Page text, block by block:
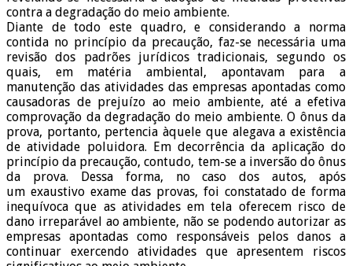
contra a degradação do meio ambiente.
Diante de todo este quadro, e considerando a norma
contida no princípio da precaução, faz-se necessária uma
revisão dos padrões jurídicos tradicionais, segundo os
quais, em matéria ambiental, apontavam para a
manutenção das atividades das empresas apontadas como
causadoras de prejuízo ao meio ambiente, até a efetiva
comprovação da degradação do meio ambiente. O ônus da
prova, portanto, pertencia àquele que alegava a existência
de atividade poluidora. Em decorrência da aplicação do
princípio da precaução, contudo, tem-se a inversão do ônus
da prova. Dessa forma, no caso dos autos, após
um exaustivo exame das provas, foi constatado de forma
inequívoca que as atividades em tela oferecem risco de
dano irreparável ao ambiente, não se podendo autorizar as
empresas apontadas como responsáveis pelos danos a
continuar exercendo atividades que apresentem riscos